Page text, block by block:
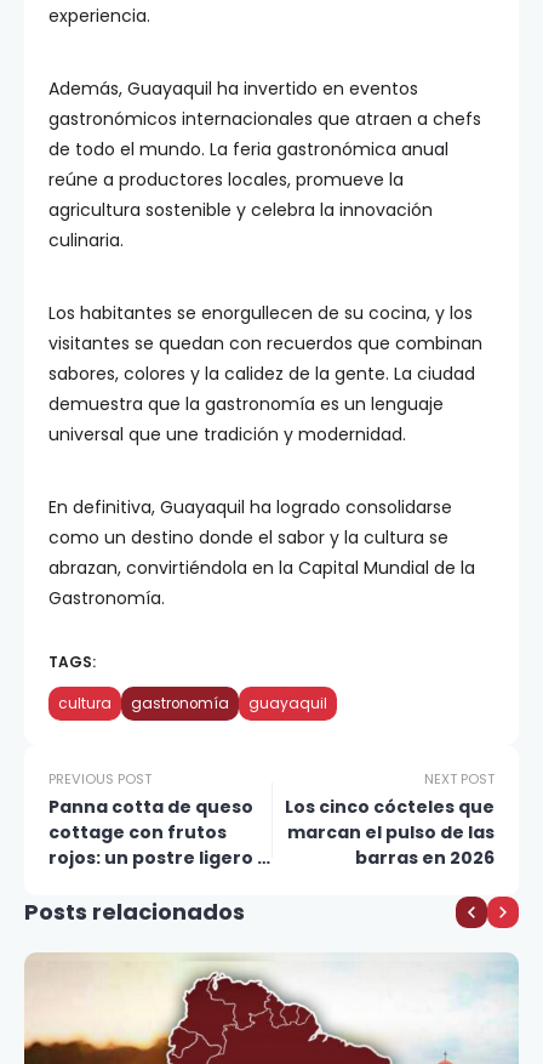
experiencia.
Además, Guayaquil ha invertido en eventos
gastronómicos internacionales que atraen a chefs
de todo el mundo. La feria gastronómica anual
reúne a productores locales, promueve la
agricultura sostenible y celebra la innovación
culinaria.
Los habitantes se enorgullecen de su cocina, y los
visitantes se quedan con recuerdos que combinan
sabores, colores y la calidez de la gente. La ciudad
demuestra que la gastronomía es un lenguaje
universal que une tradición y modernidad.
En definitiva, Guayaquil ha logrado consolidarse
como un destino donde el sabor y la cultura se
abrazan, convirtiéndola en la Capital Mundial de la
Gastronomía.
TAGS:
cultura gastronomía guayaquil
PREVIOUS POST
Panna cotta de queso
cottage con frutos
rojos: un postre ligero y
NEXT POST
Los cinco cócteles que
marcan el pulso de las
barras en 2026
Posts relacionados